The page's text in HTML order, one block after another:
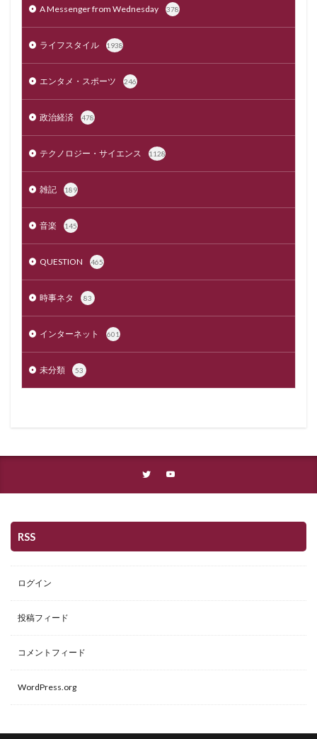
A Messenger from Wednesday 378
ライフスタイル 1938
エンタメ・スポーツ 246
政治経済 478
テクノロジー・サイエンス 1128
雑記 189
音楽 145
QUESTION 465
時事ネタ 83
インターネット 601
未分類 53
RSS
ログイン
投稿フィード
コメントフィード
WordPress.org